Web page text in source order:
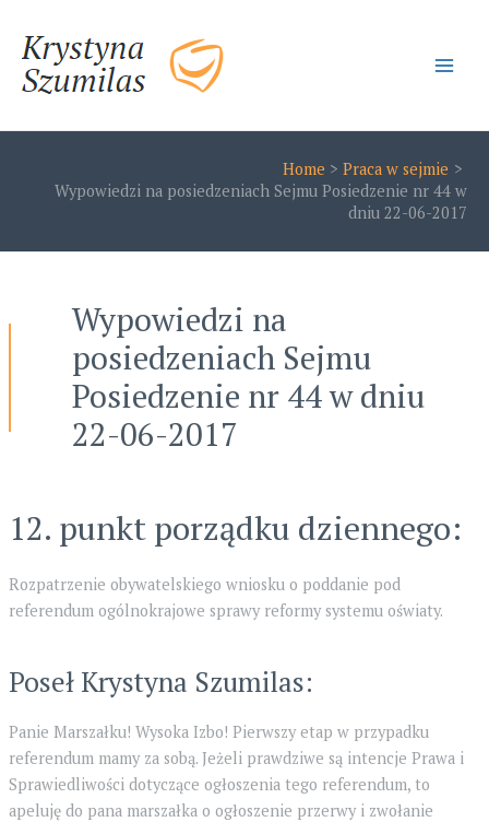
content
Home
Praca w sejmie
Wypowiedzi na posiedzeniach Sejmu Posiedzenie nr 44 w
dniu 22-06-2017
Wypowiedzi na
posiedzeniach Sejmu
Posiedzenie nr 44 w dniu
22-06-2017
12. punkt porządku dziennego:
Rozpatrzenie obywatelskiego wniosku o poddanie pod
referendum ogólnokrajowe sprawy reformy systemu oświaty.
Poseł Krystyna Szumilas:
Panie Marszałku! Wysoka Izbo! Pierwszy etap w przypadku
referendum mamy za sobą. Jeżeli prawdziwe są intencje Prawa i
Sprawiedliwości dotyczące ogłoszenia tego referendum, to
apeluję do pana marszałka o ogłoszenie przerwy i zwołanie